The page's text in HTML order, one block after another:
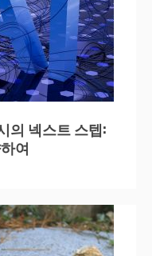
의 넥스트 스텝:
여